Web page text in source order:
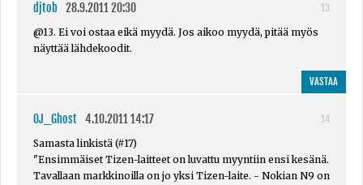
djtob 28.9.2011 20:30
13
@13. Ei voi ostaa eikä myydä. Jos aikoo myydä, pitää myös
näyttää lähdekoodit.
VASTAA
OJ_Ghost 4.10.2011 14:17
14
Samasta linkistä (#17)
"Ensimmäiset Tizen-laitteet on luvattu myyntiin ensi kesänä.
Tavallaan markkinoilla on jo yksi Tizen-laite. - Nokian N9 on